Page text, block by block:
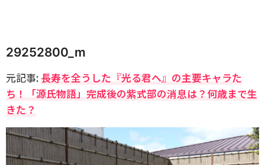
29252800_m
元記事: 長寿を全うした『光る君へ』の主要キャラた
ち！「源氏物語」完成後の紫式部の消息は？何歳まで生
きた？